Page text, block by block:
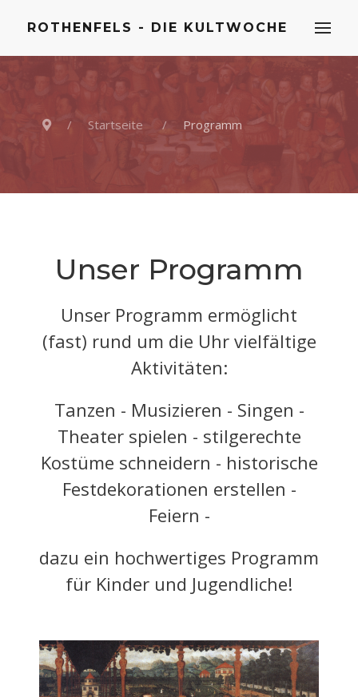
ROTHENFELS - DIE KULTWOCHE
Startseite Programm
Unser Programm
Unser Programm ermöglicht
(fast) rund um die Uhr vielfältige
Aktivitäten:
Tanzen - Musizieren - Singen -
Theater spielen - stilgerechte
Kostüme schneidern - historische
Festdekorationen erstellen -
Feiern -
dazu ein hochwertiges Programm
für Kinder und Jugendliche!